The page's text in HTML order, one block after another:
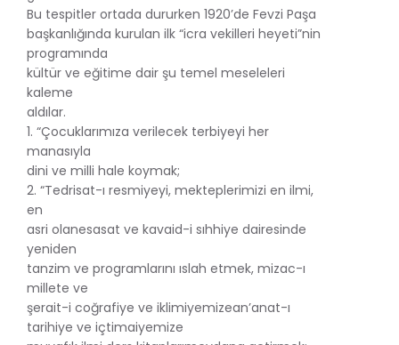
Bu tespitler ortada dururken 1920’de Fevzi Paşa
başkanlığında kurulan ilk “icra vekilleri heyeti”nin
programında
kültür ve eğitime dair şu temel meseleleri
kaleme
aldılar.
1. “Çocuklarımıza verilecek terbiyeyi her
manasıyla
dini ve milli hale koymak;
2. “Tedrisat-ı resmiyeyi, mekteplerimizi en ilmi,
en
asri olanesasat ve kavaid-i sıhhiye dairesinde
yeniden
tanzim ve programlarını ıslah etmek, mizac-ı
millete ve
şerait-i coğrafiye ve iklimiyemizean’anat-ı
tarihiye ve içtimaiyemize